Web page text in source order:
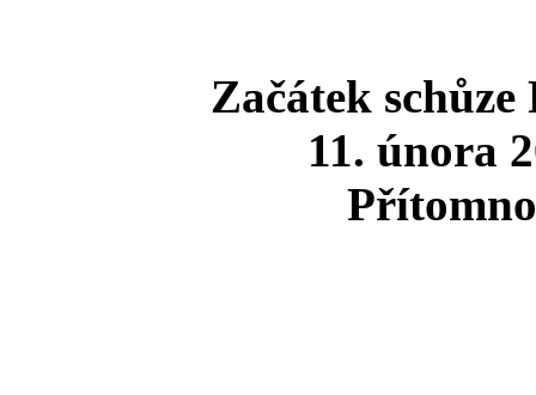
Začátek schůze
11. února